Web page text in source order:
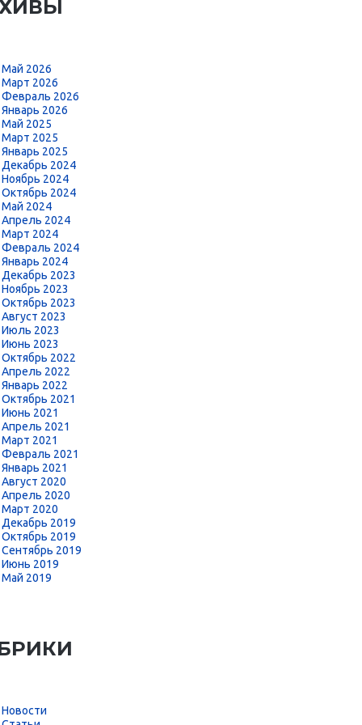
Май 2026
Март 2026
Февраль 2026
Январь 2026
Май 2025
Март 2025
Январь 2025
Декабрь 2024
Ноябрь 2024
Октябрь 2024
Май 2024
Апрель 2024
Март 2024
Февраль 2024
Январь 2024
Декабрь 2023
Ноябрь 2023
Октябрь 2023
Август 2023
Июль 2023
Июнь 2023
Октябрь 2022
Апрель 2022
Январь 2022
Октябрь 2021
Июнь 2021
Апрель 2021
Март 2021
Февраль 2021
Январь 2021
Август 2020
Апрель 2020
Март 2020
Декабрь 2019
Октябрь 2019
Сентябрь 2019
Июнь 2019
Май 2019
Новости